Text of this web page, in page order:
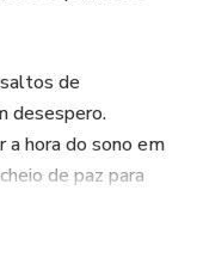
de
desespero.
a hora do sono em
de paz para